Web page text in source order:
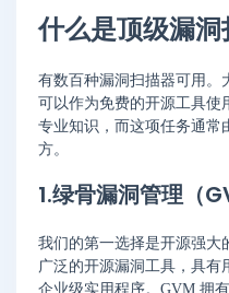
什么是顶级漏洞
有数百种漏洞扫描器可用。
可以作为免费的开源工具使
专业知识，而这项任务通常
方。
1.绿骨漏洞管理（
我们的第一选择是开源强大
广泛的开源漏洞工具，具有
企业级实用程序。GVM 拥